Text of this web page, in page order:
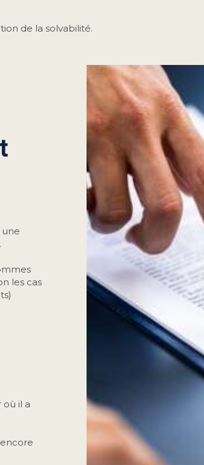
de la solvabilité.
une
les cas
il a